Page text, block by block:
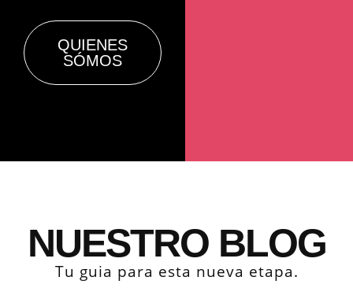
QUIENES
SÓMOS
NUESTRO BLOG
Tu guia para esta nueva etapa.